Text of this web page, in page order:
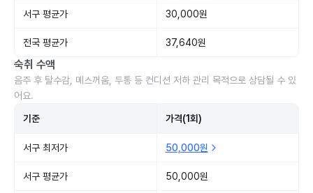
서구 평균가 30,000원
전국 평균가 37,640원
숙취 수액
음주 후 탈수감, 메스꺼움, 두통 등 컨디션 저하 관리 목적으로 상담될 수 있
어요.
기준 가격(1회)
서구 최저가 50,000원
서구 평균가 50,000원